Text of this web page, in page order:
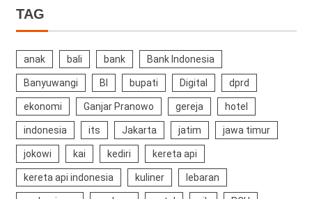
TAG
anak bali bank Bank Indonesia
Banyuwangi BI bupati Digital dprd
ekonomi Ganjar Pranowo gereja hotel
indonesia its Jakarta jatim jawa timur
jokowi kai kediri kereta api
kereta api indonesia kuliner lebaran